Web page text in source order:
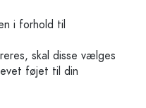
i forhold til
skal disse vælges
føjet til din